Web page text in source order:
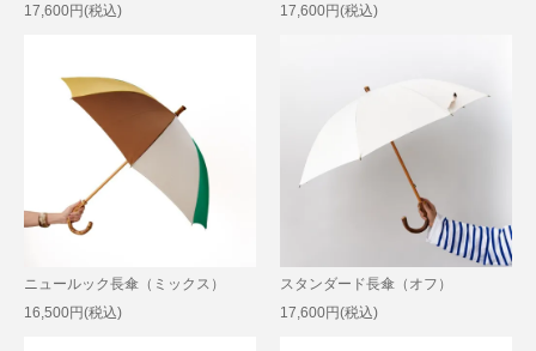
17,600円(税込)
17,600円(税込)
ニュールック長傘（ミックス）
16,500円(税込)
スタンダード長傘（オフ）
17,600円(税込)